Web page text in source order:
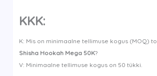
KKK:
K: Mis on minimaalne tellimuse kogus (MOQ)
Shisha Hookah Mega 50K?
V: Minimaalne tellimuse kogus on 50 tükki.